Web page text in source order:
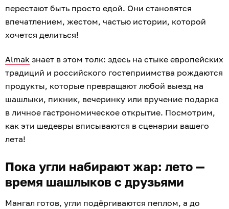
перестают быть просто едой. Они становятся
впечатлением, жестом, частью истории, которой
хочется делиться!
Almak знает в этом толк: здесь на стыке европейских
традиций и российского гостеприимства рождаются
продукты, которые превращают любой выезд на
шашлыки, пикник, вечеринку или вручение подарка
в личное гастрономическое открытие. Посмотрим,
как эти шедевры вписываются в сценарии вашего
лета!
Пока угли набирают жар: лето —
время шашлыков с друзьями
Мангал готов, угли подёргиваются пеплом, а до